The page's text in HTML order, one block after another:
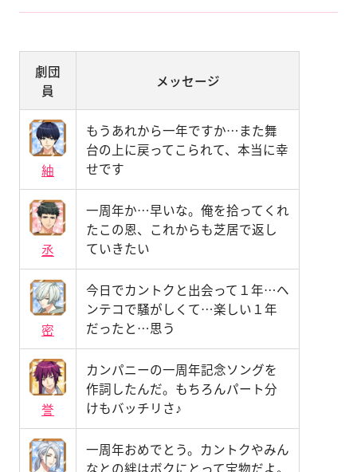
劇団
員
メッセージ
紬
もうあれから一年ですか…また舞
台の上に戻ってこられて、本当に幸
せです
丞
一周年か…早いな。俺を拾ってくれ
たこの恩、これからも芝居で返し
ていきたい
密
今日でカントクと出会って１年…ヘ
ンテコで騒がしくて…楽しい１年
だったと…思う
誉
カンパニーの一周年記念ソングを
作詞したんだ。もちろんパート分
けもバッチリさ♪
一周年おめでとう。カントクやみん
なとの絆はボクにとって宝物だよ。